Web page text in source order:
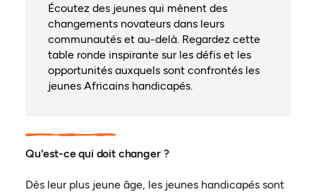
Écoutez des jeunes qui mènent des
changements novateurs dans leurs
communautés et au-delà. Regardez cette
table ronde inspirante sur les défis et les
opportunités auxquels sont confrontés les
jeunes Africains handicapés.
Qu'est-ce qui doit changer ?
Dès leur plus jeune âge, les jeunes handicapés sont